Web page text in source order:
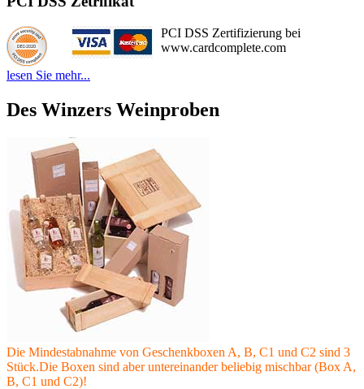
PCI DSS Zertifizierung bei
www.cardcomplete.com
lesen Sie mehr...
Des Winzers Weinproben
Die Mindestabnahme von Geschenkboxen A, B, C1 und C2 sind 3
Stück.Die Boxen sind aber untereinander beliebig mischbar (Box A,
B, C1 und C2)!